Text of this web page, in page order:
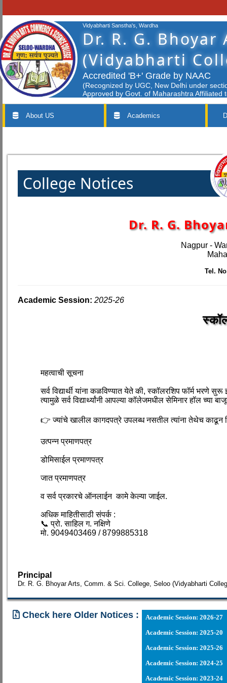
Vidyabharti Sanstha's, Wardha
Dr. R. G. Bhoyar
(Vidyabharti
Accredited 'B+' Grade by NAAC
(Recognized by UGC, New Delhi under
Approved by Govt. of Maharashtra Affiliated
About US Academics
College Notices
Dr. R. G.
Nagpur -
Tel.
Academic Session: 2025-26
महत्वाची सूचना
सर्व विद्यार्थी यांना कळविण्यात येते की, स्कॉलरशिप फॉर्म भरणे
त्यामुळे सर्व विद्यार्थ्यांनी आपल्या कॉलेजमधील सेमिनार हॉल च्या
👉 ज्यांचे खालील कागदपत्रे उपलब्ध नसतील त्यांना तेथेच काढून
उत्पन्न प्रमाणपत्र
डोमिसाईल प्रमाणपत्र
जात प्रमाणपत्र
व सर्व प्रकारचे ऑनलाईन कामे केल्या जाईल.
अधिक माहितीसाठी संपर्क :
📞 प्रो. साहिल ग. नक्षिणे
मो. 9049403469 / 8799885318
Principal
Dr. R. G. Bhoyar Arts, Comm. & Sci. College, Seloo (Vidyabharti
Check here Older Notices : Academic Session: 2026-27
23 - 07 -
17 - 07 -
Academic Session: 2025-20
Academic Session: 2025-26
15 - 01 -
Academic Session: 2024-25
Academic Session: 2023-24